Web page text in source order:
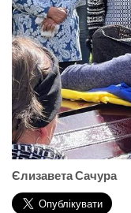
Єлизавета Сачура